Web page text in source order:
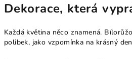
Dekorace, která
Každá květina něco znamená.
polibek, jako vzpomínka na krásný